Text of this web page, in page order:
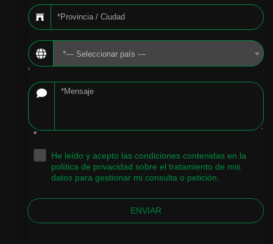
*— Seleccionar país —
*
*
He leído y acepto las condiciones contenidas en la
política de privacidad sobre el tratamiento de mis
datos para gestionar mi consulta o petición.
ENVIAR